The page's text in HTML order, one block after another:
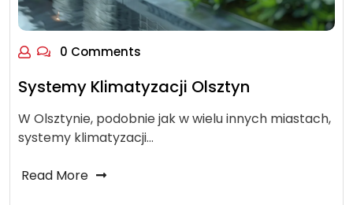
0 Comments
Systemy Klimatyzacji Olsztyn
W Olsztynie, podobnie jak w wielu innych miastach,
systemy klimatyzacji…
Read More